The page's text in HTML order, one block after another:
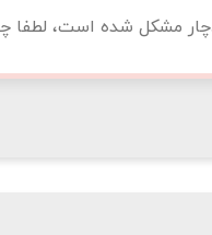
دچار مشکل شده است، لطفا